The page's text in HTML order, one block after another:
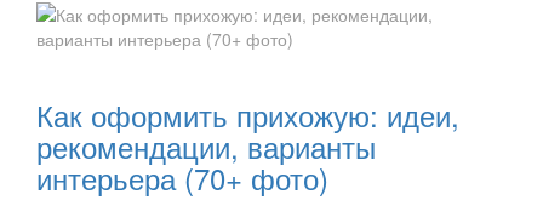
Как оформить прихожую: идеи,
рекомендации, варианты
интерьера (70+ фото)